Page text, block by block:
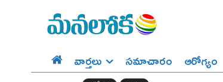
వార్తలు సమాచారం ఆరోగ్యం